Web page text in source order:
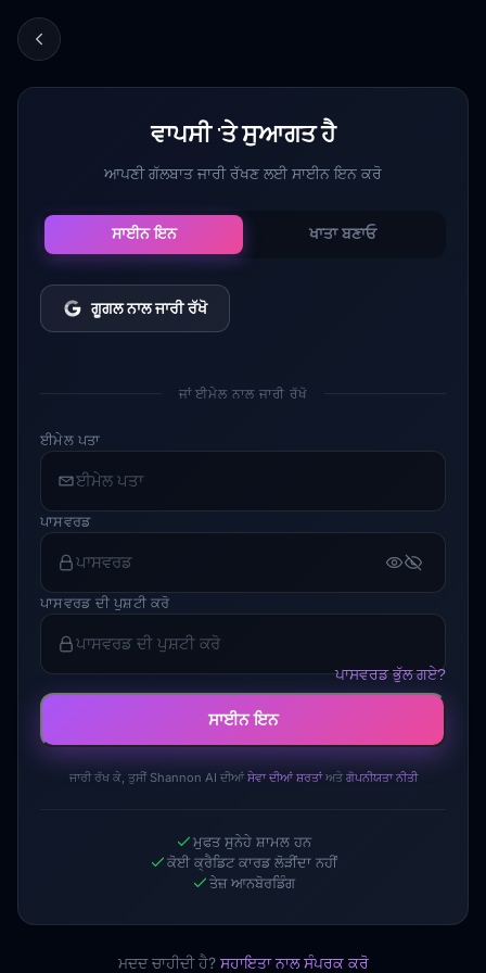
ਵਾਪਸੀ 'ਤੇ ਸੁਆਗਤ ਹੈ
ਆਪਣੀ ਗੱਲਬਾਤ ਜਾਰੀ ਰੱਖਣ ਲਈ ਸਾਈਨ ਇਨ ਕਰੋ
ਸਾਈਨ ਇਨ ਖਾਤਾ ਬਣਾਓ
ਗੂਗਲ ਨਾਲ ਜਾਰੀ ਰੱਖੋ
ਜਾਂ ਈਮੇਲ ਨਾਲ ਜਾਰੀ ਰੱਖੋ
ਈਮੇਲ ਪਤਾ
ਪਾਸਵਰਡ
ਪਾਸਵਰਡ ਦੀ ਪੁਸ਼ਟੀ ਕਰੋ
ਪਾਸਵਰਡ ਭੁੱਲ ਗਏ?
ਸਾਈਨ ਇਨ
ਜਾਰੀ ਰੱਖ ਕੇ, ਤੁਸੀਂ Shannon AI ਦੀਆਂ ਸੇਵਾ ਦੀਆਂ ਸ਼ਰਤਾਂਅਤੇ ਗੋਪਨੀਯਤਾ ਨੀਤੀ
ਮੁਫਤ ਸੁਨੇਹੇ ਸ਼ਾਮਲ ਹਨ
ਕੋਈ ਕ੍ਰੈਡਿਟ ਕਾਰਡ ਲੋੜੀਂਦਾ ਨਹੀਂ
ਤੇਜ਼ ਆਨਬੋਰਡਿੰਗ
ਮਦਦ ਚਾਹੀਦੀ ਹੈ? ਸਹਾਇਤਾ ਨਾਲ ਸੰਪਰਕ ਕਰੋ